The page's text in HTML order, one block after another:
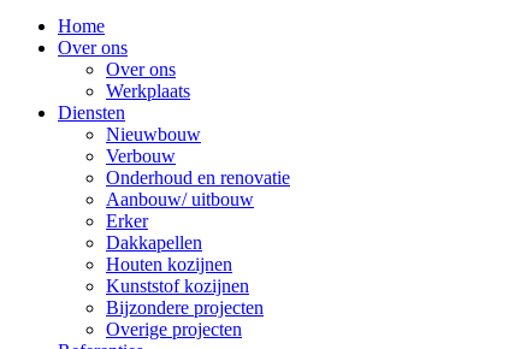
Home
Over ons
Over ons
Werkplaats
Diensten
Nieuwbouw
Verbouw
Onderhoud en renovatie
Aanbouw/ uitbouw
Erker
Dakkapellen
Houten kozijnen
Kunststof kozijnen
Bijzondere projecten
Overige projecten